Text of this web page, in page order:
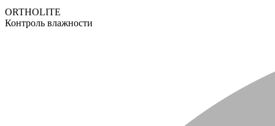
ORTHOLITE
Контроль влажности